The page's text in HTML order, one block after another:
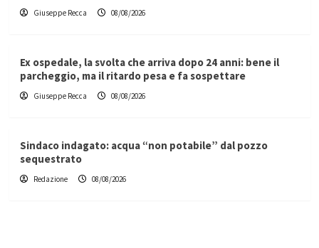
Giuseppe Recca 08/08/2026
Ex ospedale, la svolta che arriva dopo 24 anni: bene il
parcheggio, ma il ritardo pesa e fa sospettare
Giuseppe Recca 08/08/2026
Sindaco indagato: acqua “non potabile” dal pozzo
sequestrato
Redazione 08/08/2026